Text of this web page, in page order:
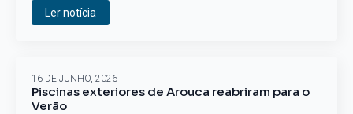
Ler notícia
Piscinas exteriores de Arouca reabriram para o
Verão
16 DE JUNHO, 2026